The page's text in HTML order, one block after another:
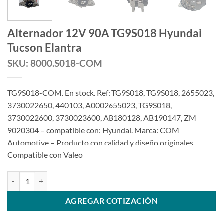
Alternador 12V 90A TG9S018 Hyundai
Tucson Elantra
SKU: 8000.S018-COM
TG9S018-COM. En stock. Ref: TG9S018, TG9S018, 2655023,
3730022650, 440103, A0002655023, TG9S018,
3730022600, 3730023600, AB180128, AB190147, ZM
9020304 – compatible con: Hyundai. Marca: COM
Automotive – Producto con calidad y diseño originales.
Compatible con Valeo
AGREGAR COTIZACIÓN